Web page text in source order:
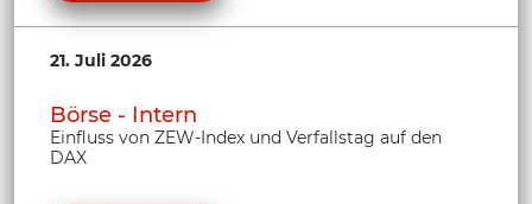
21. Juli 2026
Börse - Intern
Einfluss von ZEW-Index und Verfallstag auf den
DAX